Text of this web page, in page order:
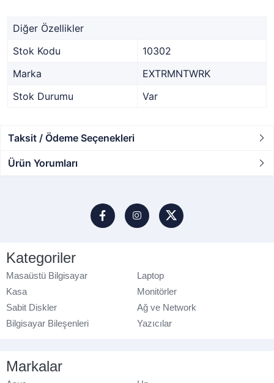
Diğer Özellikler
Stok Kodu
10302
Marka
EXTRMNTWRK
Stok Durumu
Var
Taksit / Ödeme Seçenekleri
Ürün Yorumları
Kategoriler
Masaüstü Bilgisayar
Laptop
Kasa
Monitörler
Sabit Diskler
Ağ ve Network
Bilgisayar Bileşenleri
Yazıcılar
Markalar